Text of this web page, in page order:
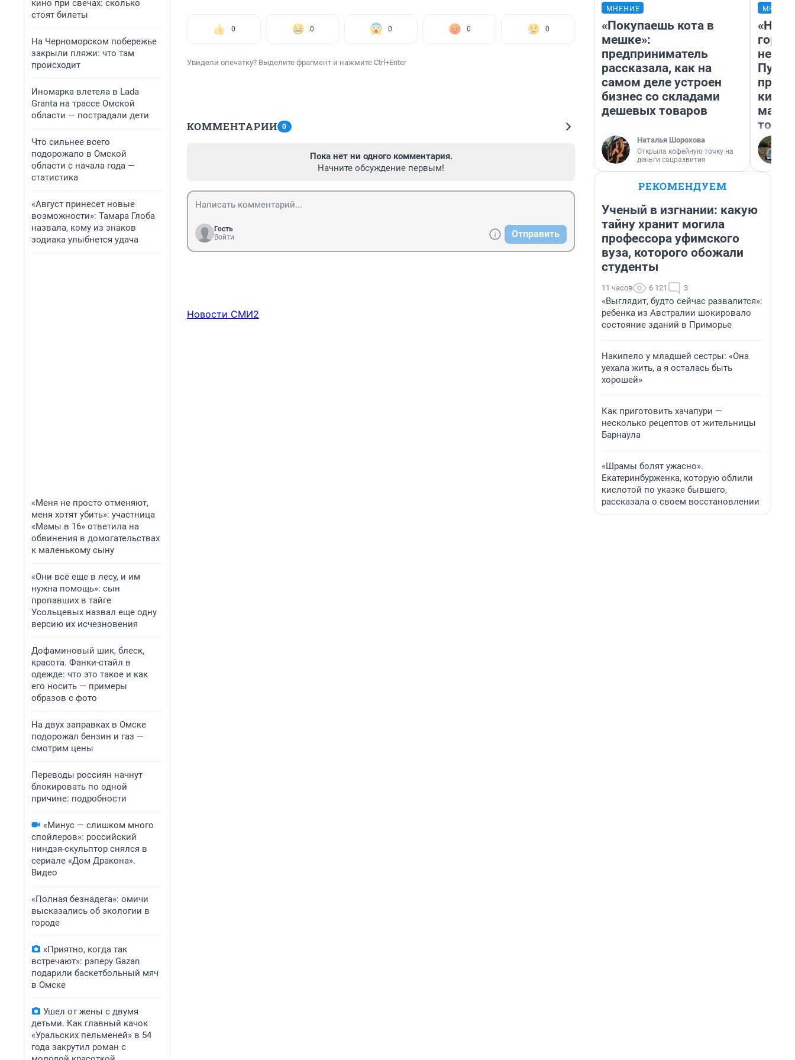
кино при свечах: сколько
стоят билеты
На Черноморском побережье
закрыли пляжи: что там
происходит
Иномарка влетела в Lada
Granta на трассе Омской
области — пострадали дети
Что сильнее всего
подорожало в Омской
области с начала года —
статистика
«Август принесет новые
возможности»: Тамара Глоба
назвала, кому из знаков
зодиака улыбнется удача
«Меня не просто отменяют,
меня хотят убить»: участница
«Мамы в 16» ответила на
обвинения в домогательствах
к маленькому сыну
«Они всё еще в лесу, и им
нужна помощь»: сын
пропавших в тайге
Усольцевых назвал еще одну
версию их исчезновения
Дофаминовый шик, блеск,
красота. Фанки-стайл в
одежде: что это такое и как
его носить — примеры
образов с фото
На двух заправках в Омске
подорожал бензин и газ —
смотрим цены
Переводы россиян начнут
блокировать по одной
причине: подробности
«Минус — слишком много
спойлеров»: российский
ниндзя-скульптор снялся в
сериале «Дом Дракона».
Видео
«Полная безнадега»: омичи
высказались об экологии в
городе
«Приятно, когда так
встречают»: рэперу Gazan
подарили баскетбольный мяч
в Омске
Ушел от жены с двумя
детьми. Как главный качок
«Уральских пельменей» в 54
года закрутил роман с
0 0 0 0 0
Увидели опечатку? Выделите фрагмент и нажмите Ctrl+Enter
КОММЕНТАРИИ 0
Пока нет ни одного комментария.
Начните обсуждение первым!
Гость
Войти
Отправить
Новости СМИ2
МНЕНИЕ
«Покупаешь кота в
мешке»:
предприниматель
рассказала, как на
самом деле устроен
бизнес со складами
дешевых товаров
Наталья Шорохова
Открыла кофейную точку на
деньги соцразвития
«Нет
того
РЕКОМЕНДУЕМ
Ученый в изгнании: какую
тайну хранит могила
профессора уфимского
вуза, которого обожали
студенты
11 часов 6 121 3
«Выглядит, будто сейчас развалится»:
ребенка из Австралии шокировало
состояние зданий в Приморье
Накипело у младшей сестры: «Она
уехала жить, а я осталась быть
хорошей»
Как приготовить хачапури —
несколько рецептов от жительницы
Барнаула
«Шрамы болят ужасно».
Екатеринбурженка, которую облили
кислотой по указке бывшего,
рассказала о своем восстановлении